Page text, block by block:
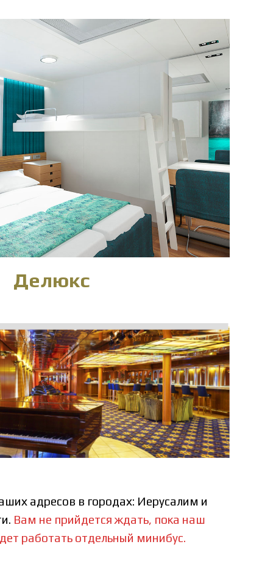
Делюкс
адресов в городах: Иерусалим и
Вам не прийдется ждать, пока наш
работать отдельный минибус.